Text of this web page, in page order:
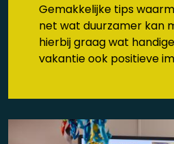
Gemakkelijke tips
net wat duurzamer kan
hierbij graag wat
vakantie ook positieve